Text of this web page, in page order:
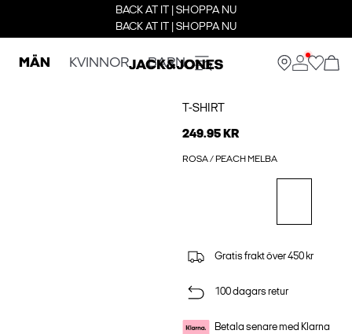
BACK AT IT | SHOPPA NU
BACK AT IT | SHOPPA NU
MÄN KVINNOR BARN
T-SHIRT
249.95 KR
ROSA / PEACH MELBA
Gratis frakt över 450 kr
100 dagars retur
Betala senare med Klarna